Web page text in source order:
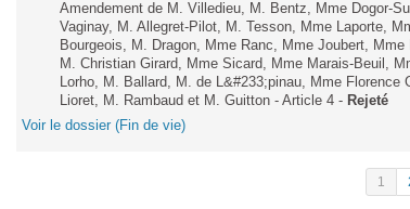
Amendement de M. Villedieu, M. Bentz, Mme Dogor-
Vaginay, M. Allegret-Pilot, M. Tesson, Mme Laporte,
Bourgeois, M. Dragon, Mme Ranc, Mme Joubert,
M. Christian Girard, Mme Sicard, Mme Marais-Beuil,
Lorho, M. Ballard, M. de L&#233;pinau, Mme
Lioret, M. Rambaud et M. Guitton - Article 4 - Rejeté
Voir le dossier (Fin de vie)
1